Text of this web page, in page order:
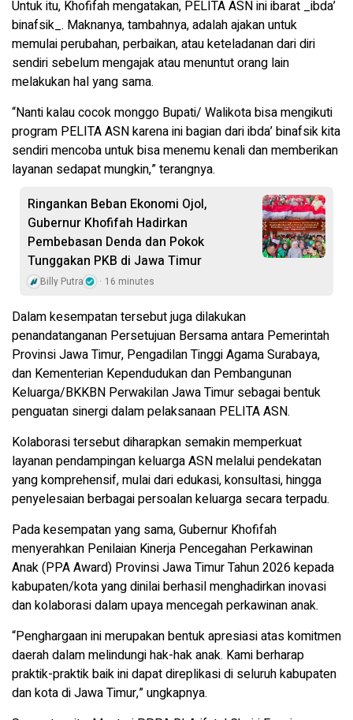
Untuk itu, Khofifah mengatakan, PELITA ASN ini ibarat _ibda’
binafsik_. Maknanya, tambahnya, adalah ajakan untuk
memulai perubahan, perbaikan, atau keteladanan dari diri
sendiri sebelum mengajak atau menuntut orang lain
melakukan hal yang sama.
“Nanti kalau cocok monggo Bupati/ Walikota bisa mengikuti
program PELITA ASN karena ini bagian dari ibda’ binafsik kita
sendiri mencoba untuk bisa menemu kenali dan memberikan
layanan sedapat mungkin,” terangnya.
Ringankan Beban Ekonomi Ojol,
Gubernur Khofifah Hadirkan
Pembebasan Denda dan Pokok
Tunggakan PKB di Jawa Timur
Billy Putra 16 minutes
Dalam kesempatan tersebut juga dilakukan
penandatanganan Persetujuan Bersama antara Pemerintah
Provinsi Jawa Timur, Pengadilan Tinggi Agama Surabaya,
dan Kementerian Kependudukan dan Pembangunan
Keluarga/BKKBN Perwakilan Jawa Timur sebagai bentuk
penguatan sinergi dalam pelaksanaan PELITA ASN.
Kolaborasi tersebut diharapkan semakin memperkuat
layanan pendampingan keluarga ASN melalui pendekatan
yang komprehensif, mulai dari edukasi, konsultasi, hingga
penyelesaian berbagai persoalan keluarga secara terpadu.
Pada kesempatan yang sama, Gubernur Khofifah
menyerahkan Penilaian Kinerja Pencegahan Perkawinan
Anak (PPA Award) Provinsi Jawa Timur Tahun 2026 kepada
kabupaten/kota yang dinilai berhasil menghadirkan inovasi
dan kolaborasi dalam upaya mencegah perkawinan anak.
“Penghargaan ini merupakan bentuk apresiasi atas komitmen
daerah dalam melindungi hak-hak anak. Kami berharap
praktik-praktik baik ini dapat direplikasi di seluruh kabupaten
dan kota di Jawa Timur,” ungkapnya.